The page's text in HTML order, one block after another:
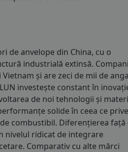
de anvelope din China, cu o
industrială extinsă.
și are zeci de mii de
investește constant în
de noi tehnologii și
solide în ceea ce
combustibil. Diferențierea față
nivelul ridicat de integrare
Comparativ cu alte mărci